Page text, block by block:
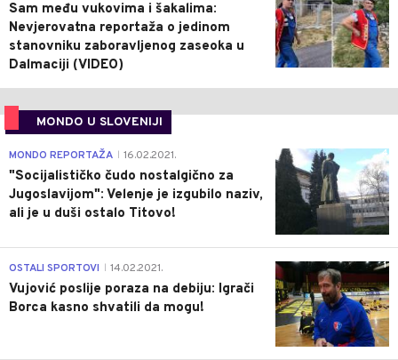
Sam među vukovima i šakalima:
Nevjerovatna reportaža o jedinom
stanovniku zaboravljenog zaseoka u
Dalmaciji (VIDEO)
MONDO U SLOVENIJI
4
MONDO REPORTAŽA 16.02.2021.
"Socijalističko čudo nostalgično za
Jugoslavijom": Velenje je izgubilo naziv,
ali je u duši ostalo Titovo!
1
OSTALI SPORTOVI 14.02.2021.
Vujović poslije poraza na debiju: Igrači
Borca kasno shvatili da mogu!